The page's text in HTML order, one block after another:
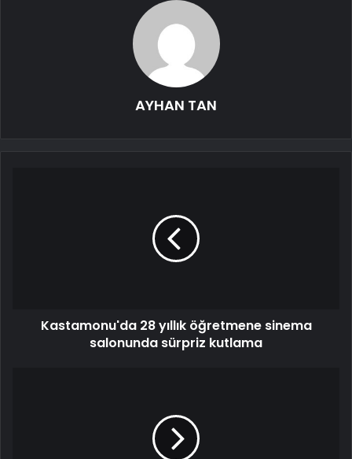
AYHAN TAN
Kastamonu'da 28 yıllık öğretmene sinema
salonunda sürpriz kutlama